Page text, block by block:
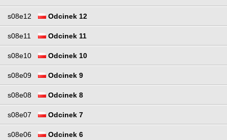
s08e12 Odcinek 12
s08e11 Odcinek 11
s08e10 Odcinek 10
s08e09 Odcinek 9
s08e08 Odcinek 8
s08e07 Odcinek 7
s08e06 Odcinek 6